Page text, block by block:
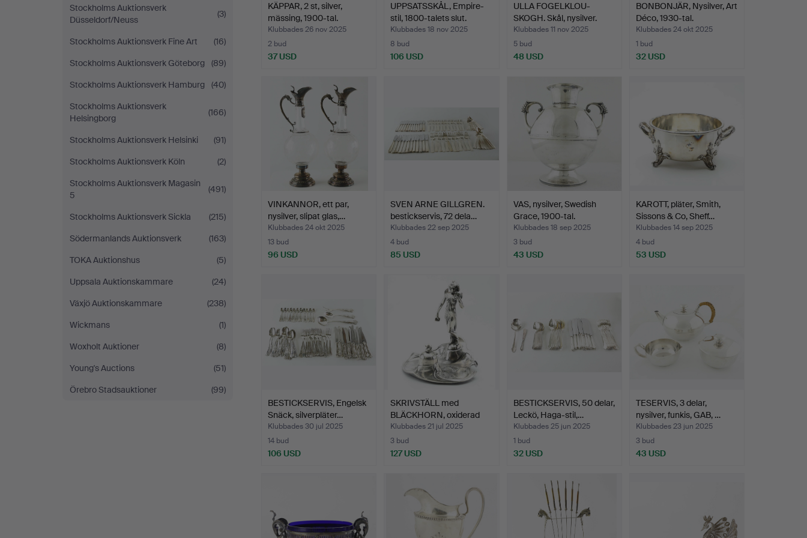
Stockholms Auktionsverk
Düsseldorf/Neuss
(3)
Stockholms Auktionsverk Fine Art
(16)
Stockholms Auktionsverk Göteborg
(89)
Stockholms Auktionsverk Hamburg
(40)
Stockholms Auktionsverk
Helsingborg
(166)
Stockholms Auktionsverk Helsinki
(91)
Stockholms Auktionsverk Köln
(2)
Stockholms Auktionsverk Magasin
5
(491)
Stockholms Auktionsverk Sickla
(215)
Södermanlands Auktionsverk
(163)
TOKA Auktionshus
(5)
Uppsala Auktionskammare
(24)
Växjö Auktionskammare
(238)
Wickmans
(1)
Woxholt Auktioner
(8)
Young's Auctions
(51)
Örebro Stadsauktioner
(99)
KÄPPAR, 2 st, silver,
mässing, 1900-tal.
Klubbades 26 nov 2025
2 bud
37 USD
UPPSATSSKÅL, Empire-
stil, 1800-talets slut.
Klubbades 18 nov 2025
8 bud
106 USD
ULLA FOGELKLOU-
SKOGH. Skål, nysilver.
Klubbades 11 nov 2025
5 bud
48 USD
BONBONJÄR, Nysilver, Art
Déco, 1930-tal.
Klubbades 24 okt 2025
1 bud
32 USD
VINKANNOR, ett par,
nysilver, slipat glas,…
Klubbades 24 okt 2025
13 bud
96 USD
SVEN ARNE GILLGREN.
bestickservis, 72 dela…
Klubbades 22 sep 2025
4 bud
85 USD
VAS, nysilver, Swedish
Grace, 1900-tal.
Klubbades 18 sep 2025
3 bud
43 USD
KAROTT, pläter, Smith,
Sissons & Co, Sheff…
Klubbades 14 sep 2025
4 bud
53 USD
BESTICKSERVIS, Engelsk
Snäck, silverpläter…
Klubbades 30 jul 2025
14 bud
106 USD
SKRIVSTÄLL med
BLÄCKHORN, oxiderad
metall,…
Klubbades 21 jul 2025
3 bud
127 USD
BESTICKSERVIS, 50 delar,
Leckö, Haga-stil,…
Klubbades 25 jun 2025
1 bud
32 USD
TESERVIS, 3 delar,
nysilver, funkis, GAB, …
Klubbades 23 jun 2025
3 bud
43 USD